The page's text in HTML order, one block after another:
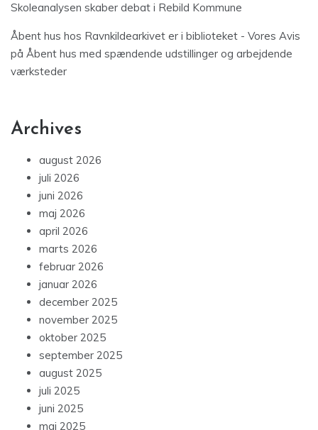
Skoleanalysen skaber debat i Rebild Kommune
Åbent hus hos Ravnkildearkivet er i biblioteket - Vores Avis
på Åbent hus med spændende udstillinger og arbejdende
værksteder
Archives
august 2026
juli 2026
juni 2026
maj 2026
april 2026
marts 2026
februar 2026
januar 2026
december 2025
november 2025
oktober 2025
september 2025
august 2025
juli 2025
juni 2025
maj 2025